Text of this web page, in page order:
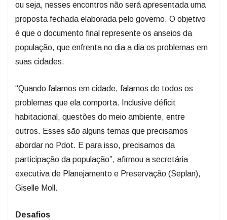
ou seja, nesses encontros não será apresentada uma
proposta fechada elaborada pelo governo. O objetivo
é que o documento final represente os anseios da
população, que enfrenta no dia a dia os problemas em
suas cidades.
“Quando falamos em cidade, falamos de todos os
problemas que ela comporta. Inclusive déficit
habitacional, questões do meio ambiente, entre
outros. Esses são alguns temas que precisamos
abordar no Pdot. E para isso, precisamos da
participação da população”, afirmou a secretária
executiva de Planejamento e Preservação (Seplan),
Giselle Moll.
Desafios